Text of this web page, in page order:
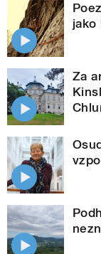
jako
Za